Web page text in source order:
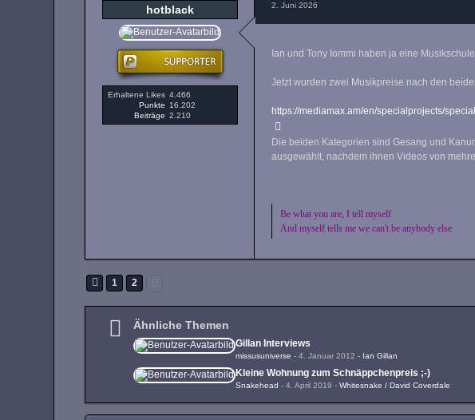
hotblack
Erhaltene Likes 4.466
Punkte
16.202
Beiträge 2.210
2. Juni 2026
Ian und Tony Iommi haben ja eine
Jetzt wurden zwei Musikpreise nach den
https://mediamax.am/en/specialprojects/
Die beiden Kategorien sind Gesang und
ausgewählt, nachdem ihnen Videos von
Be what you are, I tell myself
And myself tells me we can't be anybody else
1 2
Ähnliche Themen
Gillan Interviews
missusuniverse -4. Januar 2012 - Ian Gillan
Kleine Wohnung zum Schnäppchenpreis ;-)
Snakehead -4. April 2019 -Whitesnake / David Coverdale